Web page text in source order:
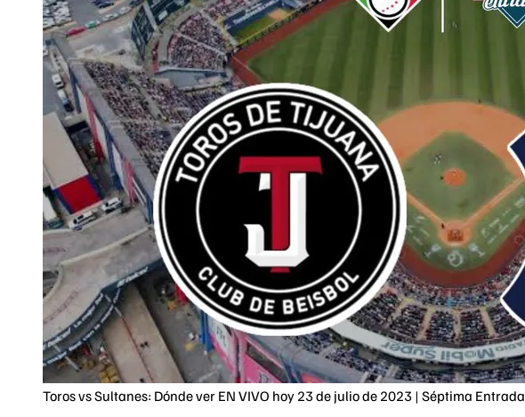
Toros vs Sultanes: Dónde ver EN VIVO hoy 23 de julio de 2023 | Séptima Entrada